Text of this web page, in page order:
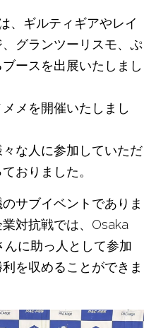
、ギルティギアやレイ
グランツーリスモ、ぷ
ースを出展いたしまし
メを開催いたしまし
な人に参加していただ
おりました。
サブイベントでありま
対抗戦では、Osaka
んに助っ人として参加
を収めることができま